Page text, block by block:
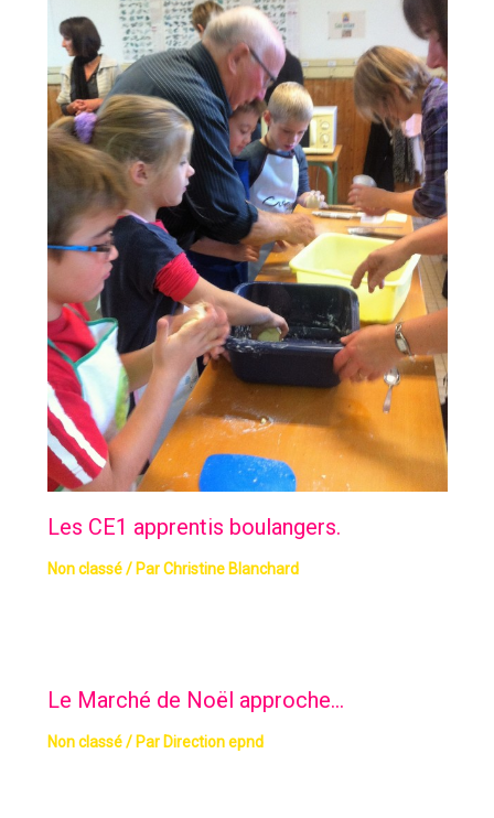
Les CE1 apprentis boulangers.
Non classé/ ParChristine Blanchard
Le Marché de Noël approche…
Non classé/ Par Direction epnd